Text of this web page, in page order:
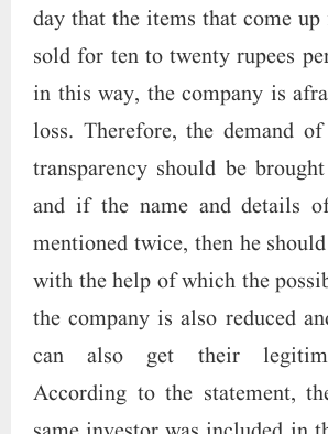
day that the items that come
sold for ten to twenty rupees
in this way, the company is
loss. Therefore, the demand
transparency should be
and if the name and details
mentioned twice, then he
with the help of which the
the company is also reduced
can also get their
According to the statement,